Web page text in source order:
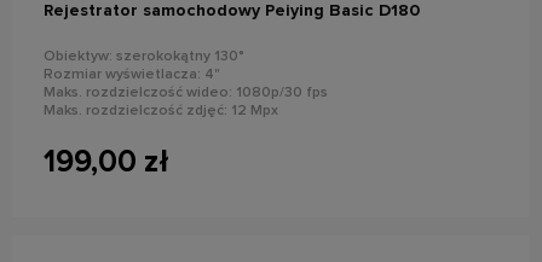
Rejestrator samochodowy Peiying Basic D180
Obiektyw: szerokokątny 130°
Rozmiar wyświetlacza: 4"
Maks. rozdzielczość wideo: 1080p/30 fps
Maks. rozdzielczość zdjęć: 12 Mpx
Wbudowany mikrofon
199,00 zł